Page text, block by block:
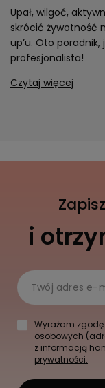
Upał, wilgoć,
skrócić żywotność
up’u. Oto
profesjonalista!
Czytaj więcej
i
Twój adres e-
Wyrażam
osobowych
z informacją
prywatności.